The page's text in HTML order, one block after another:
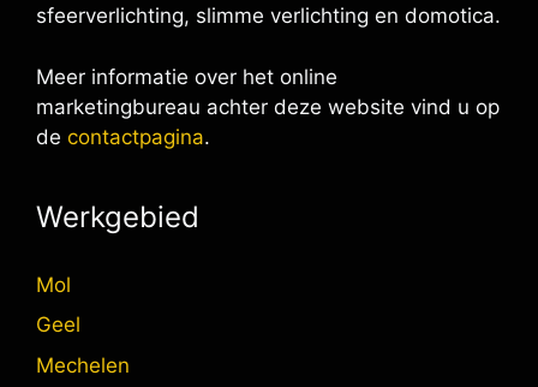
sfeerverlichting, slimme verlichting en domotica.
Meer informatie over het online
marketingbureau achter deze website vind u op
de contactpagina.
Werkgebied
Mol
Geel
Mechelen